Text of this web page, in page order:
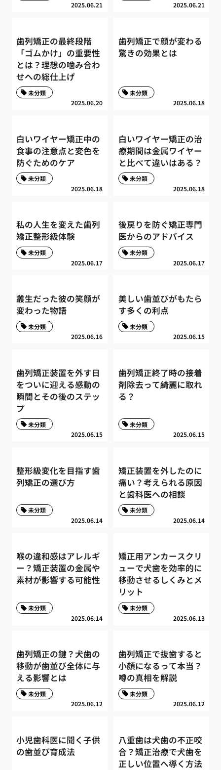
2025.06.21 2025.06.21
歯列矯正の最終段階
「ゴムかけ」の重要性
とは？理想の噛み合わ
せへの総仕上げ
2025.06.20
未分類
歯列矯正で顔が変わる
驚きの効果とは
2025.06.18
未分類
白いワイヤー矯正中の
食事の注意点と変色を
防ぐためのケア
2025.06.18
未分類
白いワイヤー矯正の治
療期間は金属ワイヤー
と比べて違いはある？
2025.06.18
未分類
私の人生を変えた歯列
矯正整形級体験
2025.06.17
未分類
後戻りを防ぐ矯正専門
医からのアドバイス
2025.06.17
未分類
叢生だった彼の笑顔が
変わった物語
2025.06.16
未分類
美しい歯並びがもたら
す多くの利点
2025.06.15
未分類
歯列矯正装置を外す日
をついに迎える感動の
瞬間とその後のステッ
プ
2025.06.15
未分類
歯列矯正終了時の接着
剤除去って綺麗に取れ
る？
2025.06.15
未分類
整形級変化を目指す歯
列矯正の選び方
2025.06.14
未分類
矯正装置を外したのに
痛い？考えられる原因
と歯科医への相談
2025.06.14
未分類
喉の違和感はアレルギ
ー？矯正装置の金属や
素材が影響する可能性
2025.06.14
未分類
矯正用アンカースクリ
ューで犬歯を効率的に
移動させるしくみとメ
リット
2025.06.13
未分類
歯列矯正の鍵？犬歯の
移動が歯並び全体に与
える影響とは
2025.06.12
未分類
歯列矯正で抜歯すると
小顔になるって本当？
噂の真相を解説
2025.06.12
未分類
小児歯科医に聞く子供
の歯並び育成法
八重歯は犬歯の不正咬
合？矯正治療で犬歯を
正しい位置へ導く方法